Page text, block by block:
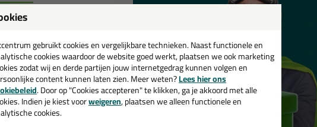
gebruikt cookies en vergelijkbare technieken. Naast functionele en
cookies waardoor de website goed werkt, plaatsen we ook marketing
zodat wij en derde partijen jouw internetgedrag kunnen volgen en
content kunnen laten zien. Meer weten?Lees hier ons
. Door op "Cookies accepteren" te klikken, ga je akkoord met alle
Indien je kiest voorweigeren, plaatsen we alleen functionele en
cookies.
💚
en ontvang een
€35,-bij je eerste bestelling!